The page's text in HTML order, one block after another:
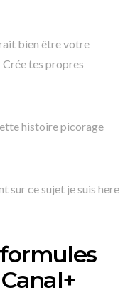
bien être votre
tes propres
histoire picorage
sur ce sujet je suis here